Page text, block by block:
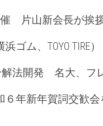
　片山新会長が挨
ム、TOYO TIRE）
法開発　名大、フ
年新年賀詞交歓会